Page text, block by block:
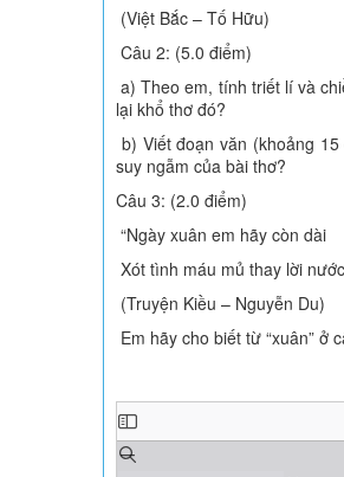
(Việt Bắc – Tố Hữu)
Câu 2: (5.0 điểm)
a) Theo em, tính triết lí và
lại khổ thơ đó?
b) Viết đoạn văn (khoảng
suy ngẫm của bài thơ?
Câu 3: (2.0 điểm)
“Ngày xuân em hãy còn dài
Xót tình máu mủ thay lời
(Truyện Kiều – Nguyễn Du)
Em hãy cho biết từ “xuân” ở